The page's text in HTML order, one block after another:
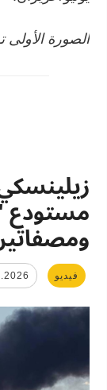
الصورة الأولى
مستودع
فيديو 15:10